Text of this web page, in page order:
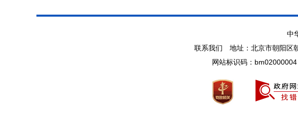
中
联系我们 地址：北京市朝阳
网站标识码：